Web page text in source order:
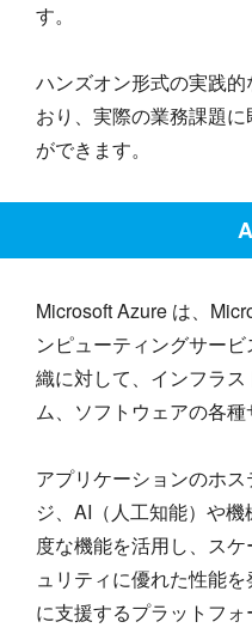
す。
ハンズオン形式の実践
おり、実際の業務課題
ができます。
Microsoft Azure は、
ンピューティングサー
織に対して、インフラ
ム、ソフトウェアの各種
アプリケーションのホ
ジ、AI（人工知能）や
度な機能を活用し、ス
ュリティに優れた性能
に支援するプラットフォ